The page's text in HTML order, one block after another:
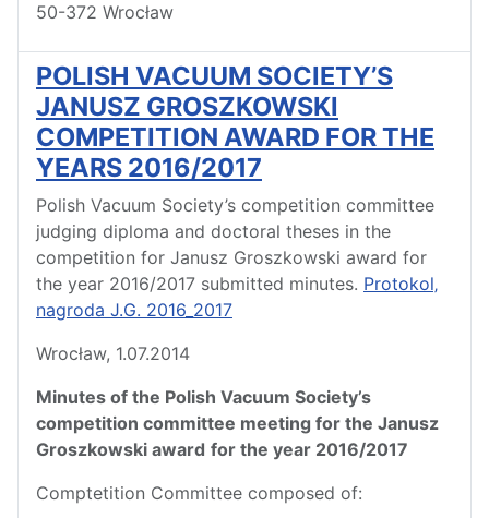
50-372 Wrocław
POLISH VACUUM SOCIETY’S
JANUSZ GROSZKOWSKI
COMPETITION AWARD FOR THE
YEARS 2016/2017
Polish Vacuum Society’s competition committee
judging diploma and doctoral theses in the
competition for Janusz Groszkowski award for
the year 2016/2017 submitted minutes. Protokol‚
nagroda J.G. 2016_2017
Wrocław, 1.07.2014
Minutes of the Polish Vacuum Society’s
competition committee meeting for the Janusz
Groszkowski award for the year 2016/2017
Comptetition Committee composed of: